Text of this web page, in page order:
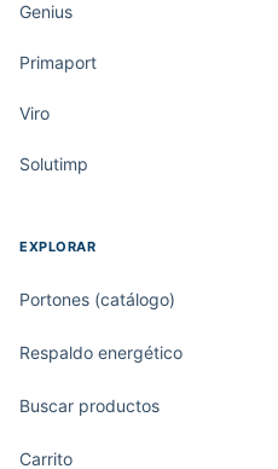
Genius
Primaport
Viro
Solutimp
EXPLORAR
Portones (catálogo)
Respaldo energético
Buscar productos
Carrito